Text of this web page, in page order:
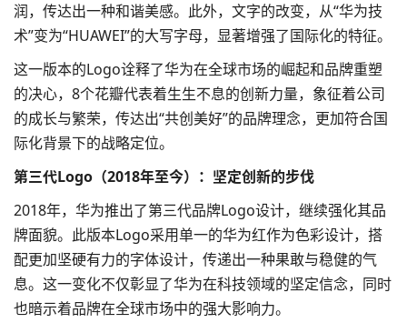
润，传达出一种和谐美感。此外，文字的改变，从“华为技
术”变为“HUAWEI”的大写字母，显著增强了国际化的特征。
这一版本的Logo诠释了华为在全球市场的崛起和品牌重塑
的决心，8个花瓣代表着生生不息的创新力量，象征着公司
的成长与繁荣，传达出“共创美好”的品牌理念，更加符合国
际化背景下的战略定位。
第三代Logo（2018年至今）：坚定创新的步伐
2018年，华为推出了第三代品牌Logo设计，继续强化其品
牌面貌。此版本Logo采用单一的华为红作为色彩设计，搭
配更加坚硬有力的字体设计，传递出一种果敢与稳健的气
息。这一变化不仅彰显了华为在科技领域的坚定信念，同时
也暗示着品牌在全球市场中的强大影响力。